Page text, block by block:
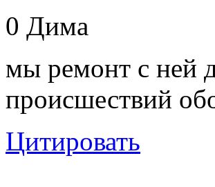
0 Дима
мы ремонт с ней
происшествий
Цитировать